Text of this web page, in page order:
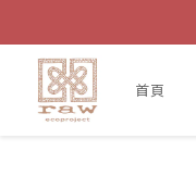
首頁